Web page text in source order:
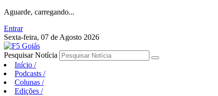
Aguarde, carregando...
Entrar
Sexta-feira, 07 de Agosto 2026
Pesquisar Notícia
Início /
Podcasts /
Colunas /
Edições /